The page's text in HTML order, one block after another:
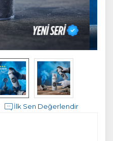
İlk Sen Değerlendir